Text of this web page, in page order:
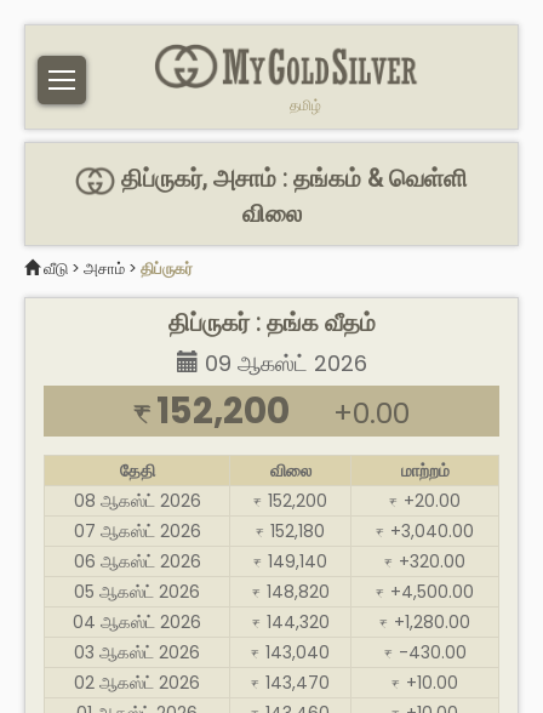
தமிழ்
திப்ருகர், அசாம் : தங்கம் & வெள்ளி
விலை
வீடு > அசாம் > திப்ருகர்
திப்ருகர் : தங்க வீதம்
09 ஆகஸ்ட் 2026
₹ 152,200 +0.00
தேதி விலை
மாற்றம்
08 ஆகஸ்ட் 2026
₹ 152,200 ₹ +20.00
07 ஆகஸ்ட் 2026
₹ 152,180 ₹ +3,040.00
06 ஆகஸ்ட் 2026
₹ 149,140 ₹ +320.00
05 ஆகஸ்ட் 2026
₹ 148,820 ₹ +4,500.00
04 ஆகஸ்ட் 2026
₹ 144,320 ₹ +1,280.00
03 ஆகஸ்ட் 2026
₹ 143,040 ₹ -430.00
02 ஆகஸ்ட் 2026
₹ 143,470 ₹ +10.00